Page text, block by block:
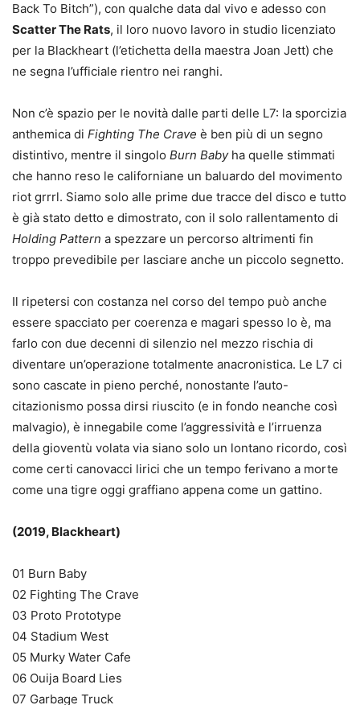
Back To Bitch”), con qualche data dal vivo e adesso con
Scatter The Rats, il loro nuovo lavoro in studio licenziato
per la Blackheart (l’etichetta della maestra Joan Jett) che
ne segna l’ufficiale rientro nei ranghi.
Non c’è spazio per le novità dalle parti delle L7: la sporcizia
anthemica di Fighting The Crave è ben più di un segno
distintivo, mentre il singolo Burn Babyha quelle stimmati
che hanno reso le californiane un baluardo del movimento
riot grrrl. Siamo solo alle prime due tracce del disco e tutto
è già stato detto e dimostrato, con il solo rallentamento di
Holding Pattern a spezzare un percorso altrimenti fin
troppo prevedibile per lasciare anche un piccolo segnetto.
Il ripetersi con costanza nel corso del tempo può anche
essere spacciato per coerenza e magari spesso lo è, ma
farlo con due decenni di silenzio nel mezzo rischia di
diventare un’operazione totalmente anacronistica. Le L7 ci
sono cascate in pieno perché, nonostante l’auto-
citazionismo possa dirsi riuscito (e in fondo neanche così
malvagio), è innegabile come l’aggressività e l’irruenza
della gioventù volata via siano solo un lontano ricordo, così
come certi canovacci lirici che un tempo ferivano a morte
come una tigre oggi graffiano appena come un gattino.
(2019, Blackheart)
01 Burn Baby
02 Fighting The Crave
03 Proto Prototype
04 Stadium West
05 Murky Water Cafe
06 Ouija Board Lies
07 Garbage Truck